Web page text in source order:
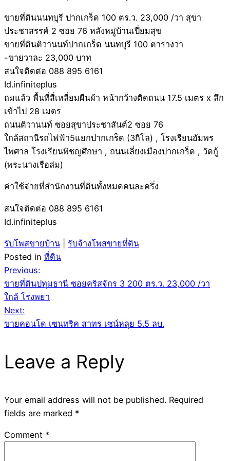
ขายที่ดินนนทบุรี ปากเกร็ด 100 ตร.ว. 23,000 /วา สุขา
ประชาสรรค์ 2 ซอย 76 หลังหมู่บ้านเปี่ยมสุข
ขายที่ดินติวานนท์ปากเกร็ด นนทบุรี 100 ตารางวา
-ขายวาละ 23,000 บาท
สนใจติดต่อ 088 895 6161
Id.infiniteplus
ถมแล้ว พื้นที่สี่เหลี่ยมผืนผ้า หน้ากว้างติดถนน 17.5 เมตร x ลึก
เข้าไป 28 เมตร
ถนนติวานนท์ ซอยสุขาประชาสันต์2 ซอย 76
ใกล้สถานีรถไฟฟ้า5แยกปากเกร็ด (3กิโล) , โรงเรียนอัมพร
ไพศาล โรงเรียนพิชญศึกษา , ถนนเลี่ยงเมืองปากเกร็ด , วัดกู้
(พระนางเรือล่ม)
ค่าใช้จ่ายที่สำนักงานที่ดินทั้งหมดคนละครึ่ง
สนใจติดต่อ 088 895 6161
Id.infiniteplus
รับโพสขายบ้าน
รับจ้างโพสขายที่ดิน
Posted in ที่ดิน
Post
navigation
Previous:
ขายที่ดินปทุมธานี ซอยคริสจักร 3 200 ตร.ว. 23,000 /วา
ใกล้ โรงพยา
Next:
ขายคอนโด เซนทริค สาทร เซน์หลุย 5.5 ลบ.
Leave a Reply
Your email address will not be published. Required
fields are marked *
Comment *